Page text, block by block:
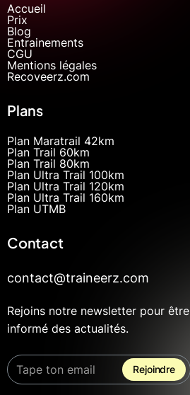
Accueil
Prix
Blog
Entrainements
CGU
Mentions légales
Recoveerz.com
Plans
Plan Maratrail 42km
Plan Trail 60km
Plan Trail 80km
Plan Ultra Trail 100km
Plan Ultra Trail 120km
Plan Ultra Trail 160km
Plan UTMB
Contact
contact@traineerz.com
Rejoins notre newsletter pour être
informé des actualités.